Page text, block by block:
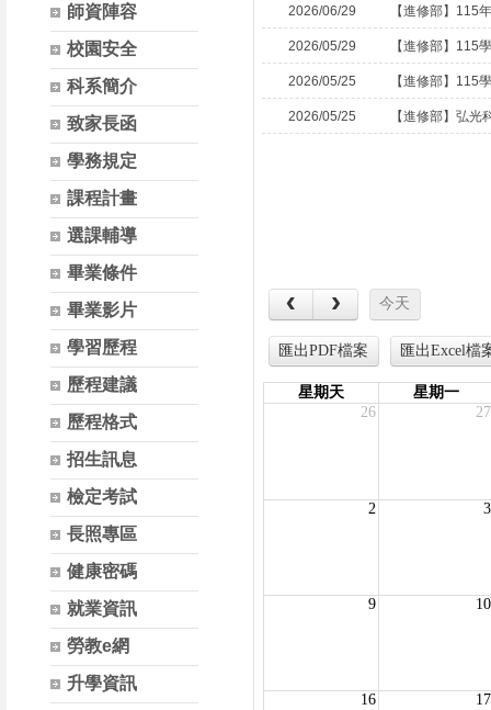
師資陣容
校園安全
科系簡介
致家長函
學務規定
課程計畫
選課輔導
畢業條件
畢業影片
學習歷程
歷程建議
歷程格式
招生訊息
檢定考試
長照專區
健康密碼
就業資訊
勞教e網
升學資訊
2026/06/29 【進修部】115
2026/05/29 【進修部】115
2026/05/25 【進修部】115
2026/05/25 【進修部】弘